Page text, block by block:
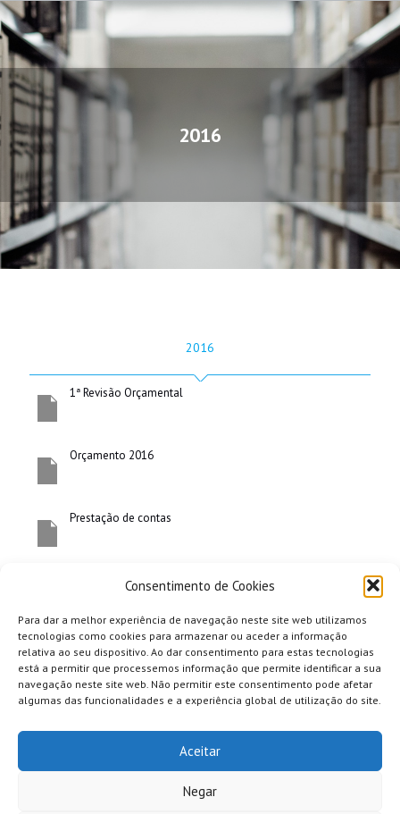
Consentimento de Cookies
Para dar a melhor experiência de navegação neste site web utilizamos
tecnologias como cookies para armazenar ou aceder a informação
relativa ao seu dispositivo. Ao dar consentimento para estas tecnologias
está a permitir que processemos informação que permite identificar a sua
navegação neste site web. Não permitir este consentimento pode afetar
algumas das funcionalidades e a experiência global de utilização do site.
Aceitar
Negar
2016
2016
1ª Revisão Orçamental
Orçamento 2016
Prestação de contas